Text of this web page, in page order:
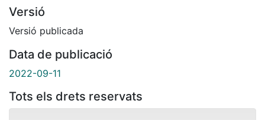
Versió
Versió publicada
Data de publicació
2022-09-11
Tots els drets reservats